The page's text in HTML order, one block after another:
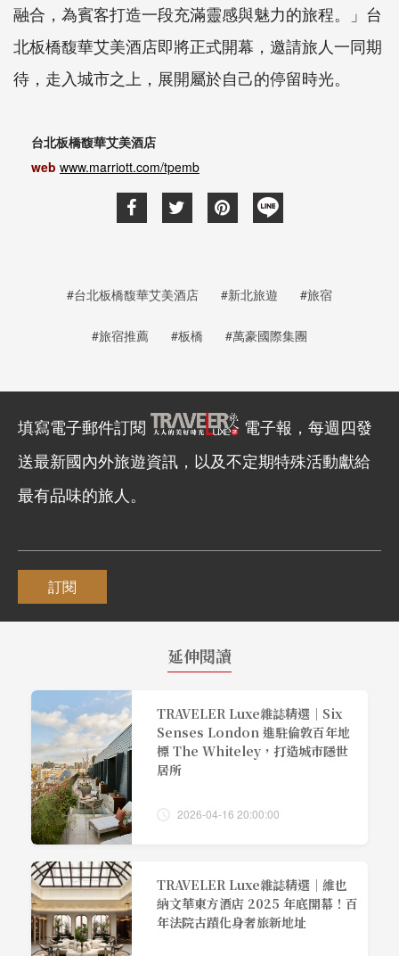
融合，為賓客打造一段充滿靈感與魅力的旅程。」台
北板橋馥華艾美酒店即將正式開幕，邀請旅人一同期
待，走入城市之上，展開屬於自己的停留時光。
台北板橋馥華艾美酒店
web www.marriott.com/tpemb
#台北板橋馥華艾美酒店 #新北旅遊 #旅宿
#旅宿推薦 #板橋 #萬豪國際集團
填寫電子郵件訂閱
電子報，每週四發
送最新國內外旅遊資訊，以及不定期特殊活動獻給
最有品味的旅人。
訂閱
延伸閱讀
TRAVELER Luxe雜誌精選｜Six
Senses London 進駐倫敦百年地
標 The Whiteley，打造城市隱世
居所
2026-04-16 20:00:00
TRAVELER Luxe雜誌精選｜維也
納文華東方酒店 2025 年底開幕！百
年法院古蹟化身奢旅新地址